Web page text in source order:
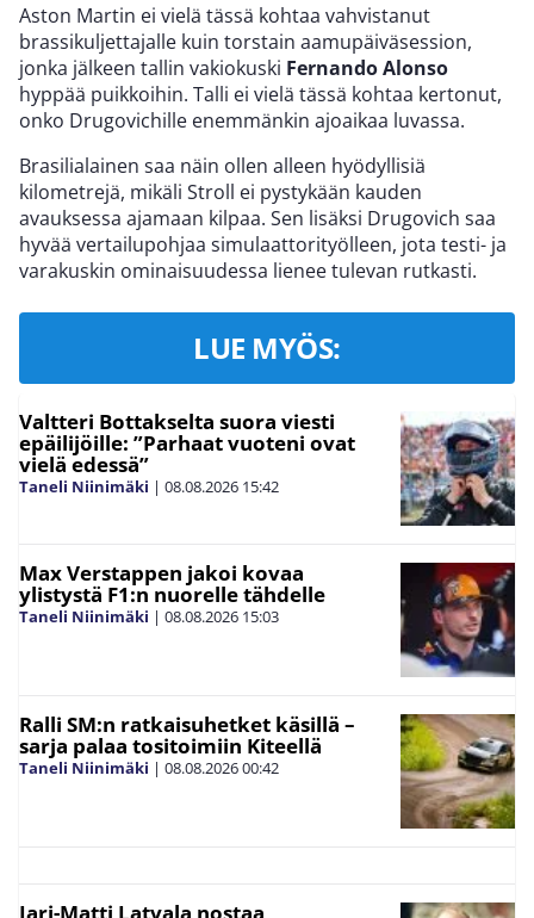
Aston Martin ei vielä tässä kohtaa vahvistanut
brassikuljettajalle kuin torstain aamupäiväsession,
jonka jälkeen tallin vakiokuski Fernando Alonso
hyppää puikkoihin. Talli ei vielä tässä kohtaa kertonut,
onko Drugovichille enemmänkin ajoaikaa luvassa.
Brasilialainen saa näin ollen alleen hyödyllisiä
kilometrejä, mikäli Stroll ei pystykään kauden
avauksessa ajamaan kilpaa. Sen lisäksi Drugovich saa
hyvää vertailupohjaa simulaattorityölleen, jota testi- ja
varakuskin ominaisuudessa lienee tulevan rutkasti.
LUE MYÖS:
Valtteri Bottakselta suora viesti
epäilijöille: ”Parhaat vuoteni ovat
vielä edessä”
Taneli Niinimäki | 08.08.2026 15:42
Max Verstappen jakoi kovaa
ylistystä F1:n nuorelle tähdelle
Taneli Niinimäki | 08.08.2026 15:03
Ralli SM:n ratkaisuhetket käsillä –
sarja palaa tositoimiin Kiteellä
Taneli Niinimäki | 08.08.202600:42
Jari-Matti Latvala nostaa